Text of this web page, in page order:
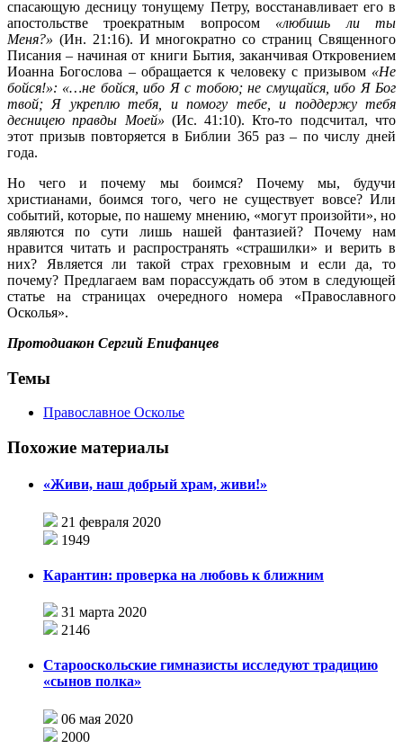
спасающую десницу тонущему Петру, восстанавливает его в
апостольстве троекратным вопросом «любишь ли ты
Меня?» (Ин. 21:16). И многократно со страниц Священного
Писания – начиная от книги Бытия, заканчивая Откровением
Иоанна Богослова – обращается к человеку с призывом «Не
бойся!»: «…не бойся, ибо Я с тобою; не смущайся, ибо Я Бог
твой; Я укреплю тебя, и помогу тебе, и поддержу тебя
десницею правды Моей» (Ис. 41:10). Кто-то подсчитал, что
этот призыв повторяется в Библии 365 раз – по числу дней
года.
Но чего и почему мы боимся? Почему мы, будучи
христианами, боимся того, чего не существует вовсе? Или
событий, которые, по нашему мнению, «могут произойти», но
являются по сути лишь нашей фантазией? Почему нам
нравится читать и распространять «страшилки» и верить в
них? Является ли такой страх греховным и если да, то
почему? Предлагаем вам порассуждать об этом в следующей
статье на страницах очередного номера «Православного
Осколья».
Протодиакон Сергий Епифанцев
Темы
Православное Осколье
Похожие материалы
«Живи, наш добрый храм, живи!»
21 февраля 2020
1949
Карантин: проверка на любовь к ближним
31 марта 2020
2146
Старооскольские гимназисты исследуют традицию
«сынов полка»
06 мая 2020
2000